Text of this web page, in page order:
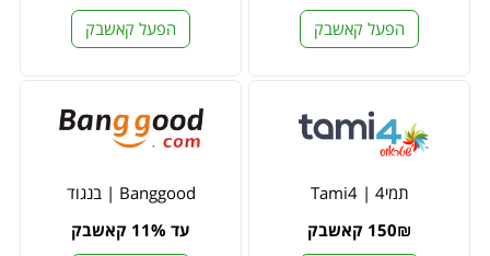
הפעל קאשבק
הפעל קאשבק
תמי4 | Tami4
150₪ קאשבק
Banggood | בנגוד
עד 11% קאשבק